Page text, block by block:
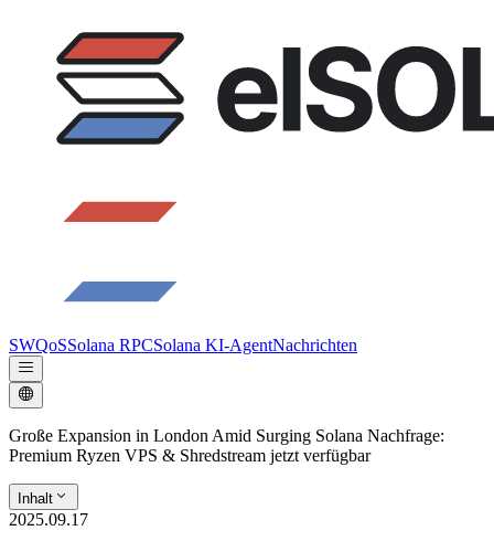
SWQoSSolana RPCSolana KI-AgentNachrichten
Große Expansion in London Amid Surging Solana Nachfrage:
Premium Ryzen VPS & Shredstream jetzt verfügbar
Inhalt
2025.09.17